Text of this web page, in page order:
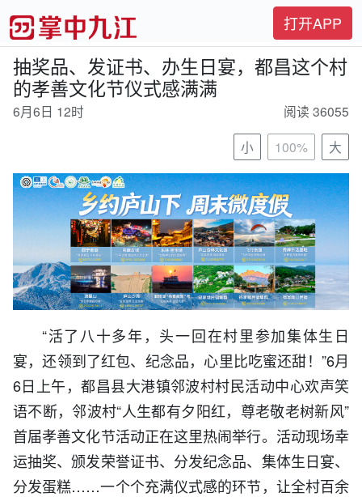
打开APP
抽奖品、发证书、办生日宴，都昌这个村
的孝善文化节仪式感满满
6月6日 12时
阅读 36055
小
100% 大
“活了八十多年，头一回在村里参加集体生日
宴，还领到了红包、纪念品，心里比吃蜜还甜！”6月
6日上午，都昌县大港镇邻波村村民活动中心欢声笑
语不断，邻波村“人生都有夕阳红，尊老敬老树新风”
首届孝善文化节活动正在这里热闹举行。活动现场幸
运抽奖、颁发荣誉证书、分发纪念品、集体生日宴、
分发蛋糕……一个个充满仪式感的环节，让全村百余